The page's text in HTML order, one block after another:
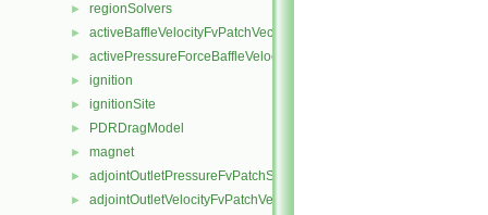
► regionSolvers
► activeBaffleVelocityFvPatchVectorField
► activePressureForceBaffleVelocityFvPatchVectorField
► ignition
► ignitionSite
► PDRDragModel
► magnet
► adjointOutletPressureFvPatchScalarField
►
adjointOutletVelocityFvPatchVectorField